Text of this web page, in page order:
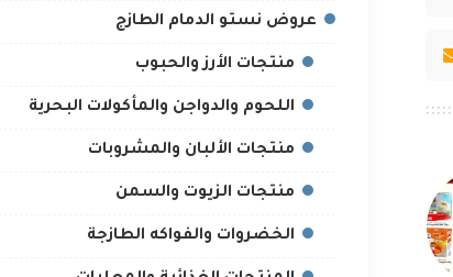
عروض نستو الدمام الطازج
منتجات الأرز والحبوب
اللحوم والدواجن والمأكولات البحرية
منتجات الألبان والمشروبات
منتجات الزيوت والسمن
الخضروات والفواكه الطازجة